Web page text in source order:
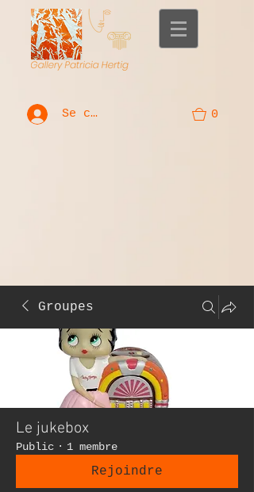
Se connecter 0
Groupes
Le jukebox
Public · 1 membre
Rejoindre